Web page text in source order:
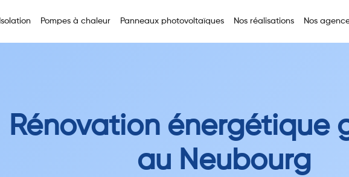
Isolation Pompes à chaleur Panneaux photovoltaïques Nos réalisations Nos
Rénovation énergétique
au Neubourg